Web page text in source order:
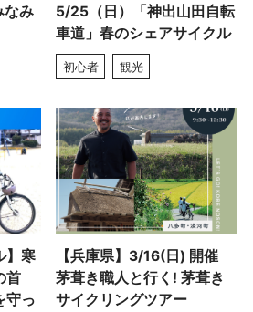
み
5/25（日）「神出山田自転
車道」春のシェアサイクル
初心者 観光
】寒
首
守っ
【兵庫県】3/16(日) 開催
茅葺き職人と行く! 茅葺き
サイクリングツアー